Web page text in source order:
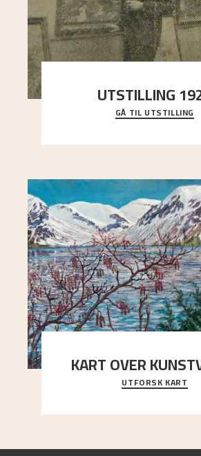
UTSTILLING
Då Astrup døydde i 1928, tok
Kaland og Simon Thorbjørnsen
GÅ TIL UTSTILLING
KART OVER
Utforsk stedene og utsiktene i
UTFORSK KART